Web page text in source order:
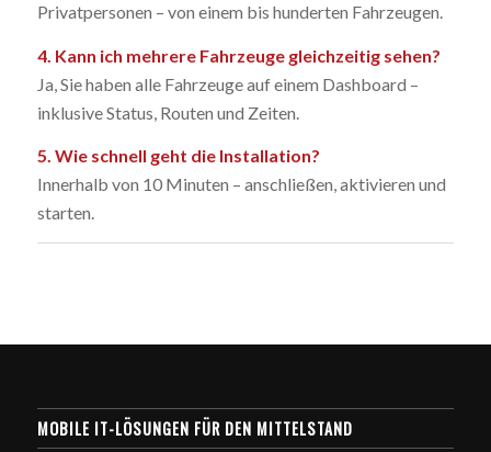
Privatpersonen – von einem bis hunderten Fahrzeugen.
4. Kann ich mehrere Fahrzeuge gleichzeitig sehen?
Ja, Sie haben alle Fahrzeuge auf einem Dashboard –
inklusive Status, Routen und Zeiten.
5. Wie schnell geht die Installation?
Innerhalb von 10 Minuten – anschließen, aktivieren und
starten.
MOBILE IT-LÖSUNGEN FÜR DEN MITTELSTAND